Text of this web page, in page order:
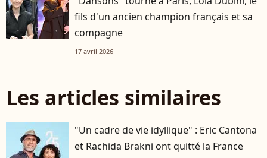
fils d'un ancien champion français et sa
compagne
17 avril 2026
Les articles similaires
"Un cadre de vie idyllique" : Eric Cantona
et Rachida Brakni ont quitté la France